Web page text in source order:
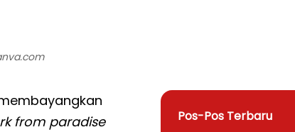
from paradise
Pos-Pos Terbaru